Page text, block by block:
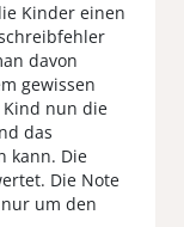
Kinder einen
davon
gewissen
nun die
das
kann. Die
Die Note
um den